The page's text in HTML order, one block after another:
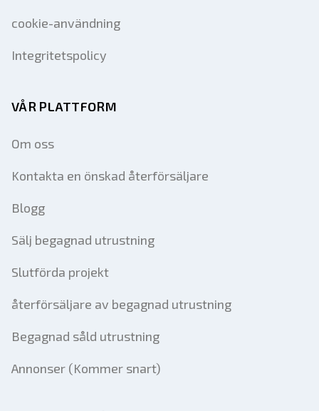
cookie-användning
Integritetspolicy
VÅR PLATTFORM
Om oss
Kontakta en önskad återförsäljare
Blogg
Sälj begagnad utrustning
Slutförda projekt
återförsäljare av begagnad utrustning
Begagnad såld utrustning
Annonser (Kommer snart)